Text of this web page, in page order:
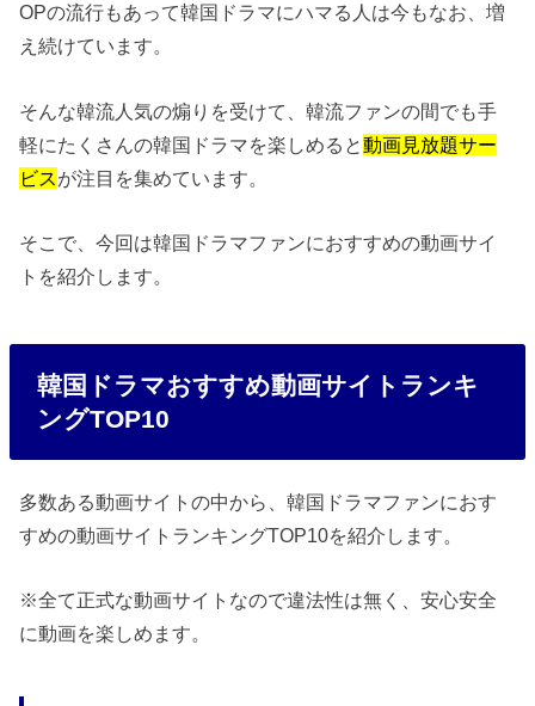
OPの流行もあって韓国ドラマにハマる人は今もなお、増
え続けています。
そんな韓流人気の煽りを受けて、韓流ファンの間でも手
軽にたくさんの韓国ドラマを楽しめると動画見放題サー
ビスが注目を集めています。
そこで、今回は韓国ドラマファンにおすすめの動画サイ
トを紹介します。
韓国ドラマおすすめ動画サイトランキ
ングTOP10
多数ある動画サイトの中から、韓国ドラマファンにおす
すめの動画サイトランキングTOP10を紹介します。
※全て正式な動画サイトなので違法性は無く、安心安全
に動画を楽しめます。